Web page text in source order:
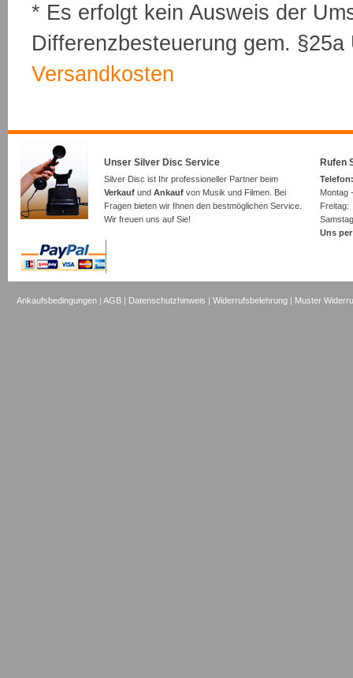
* Es erfolgt kein Ausweis der
Differenzbesteuerung gem.
Versandkosten
Unser Silver Disc Service
Silver Disc ist Ihr professioneller Partner beim
Verkauf und Ankauf von Musik und Filmen. Bei
Fragen bieten wir Ihnen den bestmöglichen Service.
Wir freuen uns auf Sie!
Rufen
Montag
Uns
Ankaufsbedingungen |AGB | Datenschutzhinweis |Widerrufsbelehrung | Muster